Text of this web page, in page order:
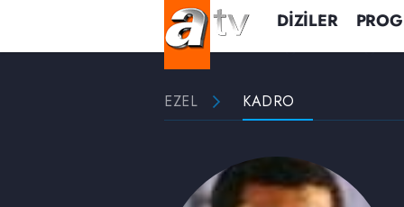
DİZİLER
EZEL KADRO